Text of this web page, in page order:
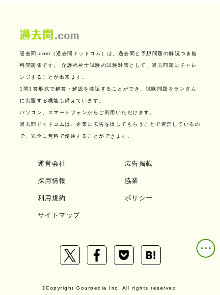
過去問.com（過去問ドットコム）は、過去問と予想問題の解説つき無
料問題集です。 介護福祉士試験の試験対策として、過去問題にチャレ
ンジすることが出来ます。
1問1答形式で解答・解説を確認することができ、試験問題をランダム
に出題する機能も備えています。
パソコン、スマートフォンからご利用いただけます。
過去問ドットコムは、企業に広告を出してもらうことで運営しているの
で、完全に無料で使用することができます。
運営会社 広告掲載
採用情報 協業
利用規約 ポリシー
サイトマップ
©Copyright Gourpedia Inc. All rights reserved.